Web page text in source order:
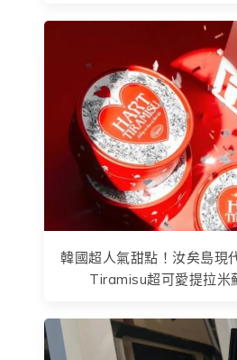
韓國超人氣甜點！汝矣島現
Tiramisu超可愛提拉米